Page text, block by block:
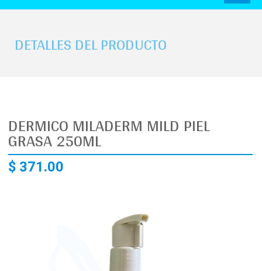
DETALLES DEL PRODUCTO
DERMICO MILADERM MILD PIEL
GRASA 250ML
$ 371.00